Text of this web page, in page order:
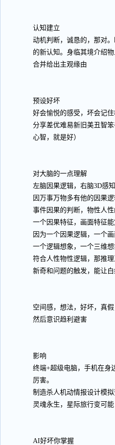
认知建立
动机判断，诚恳的，那对
的新认知。身临其境介绍
合并给出主观缘由
预设好坏
好会愉悦的感受，坏会记
分享差优难易新旧美丑智
心智，就是好）
对大脑的一点理解
左脑因果逻辑，右脑3D感知
因万事万物多有他的因果
事件因果的判断，物性人
一个因果特征，画面特征
因为一个因果逻辑，一个
一个逻辑想象，一个三维
符合人性物性逻辑，那推理
新奇和问题的触发，能让
空间感，想法，好坏，真
然后意识趋利避害
影响
终端+超级电脑，手机在身
厉害。
制造杀人机动情报设计模
灵魂永生，星际旅行变可能
AI好坏你掌握